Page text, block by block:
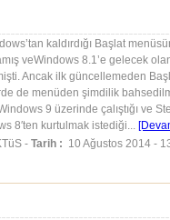
kaldırdığı Başlat
veWindows 8.1’e gelecek
Ancak ilk güncellemeden
de menüden şimdilik
9 üzerinde çalıştığı ve
8′ten kurtulmak istediği...
-Tarih : 10 Ağustos 2014 -